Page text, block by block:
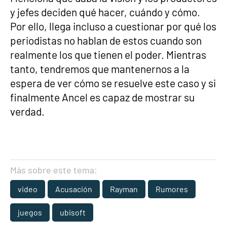
y jefes deciden qué hacer, cuándo y cómo.
Por ello, llega incluso a cuestionar por qué los
periodistas no hablan de estos cuando son
realmente los que tienen el poder. Mientras
tanto, tendremos que mantenernos a la
espera de ver cómo se resuelve este caso y si
finalmente Ancel es capaz de mostrar su
verdad.
Más sobre este tema:
video Acusación Rayman Rumores
juegos ubisoft